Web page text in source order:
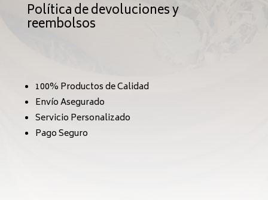
Política de devoluciones y
reembolsos
100% Productos de Calidad
Envío Asegurado
Servicio Personalizado
Pago Seguro